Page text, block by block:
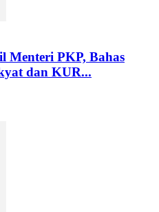
Menteri PKP, Bahas
dan KUR...